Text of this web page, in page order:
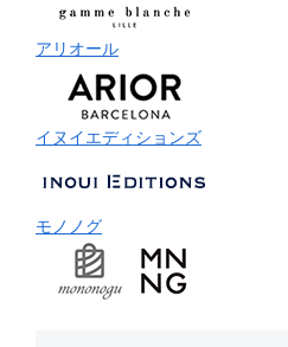
アリオール
イヌイエディションズ
モノノグ